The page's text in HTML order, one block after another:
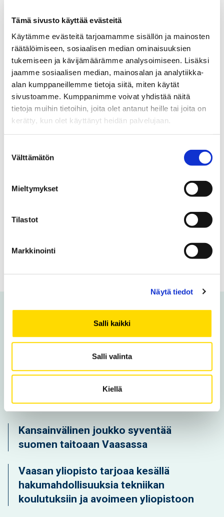
Tämä sivusto käyttää evästeitä
Käytämme evästeitä tarjoamamme sisällön ja mainosten
räätälöimiseen, sosiaalisen median ominaisuuksien
tukemiseen ja kävijämäärämme analysoimiseen. Lisäksi
jaamme sosiaalisen median, mainosalan ja analytiikka-
alan kumppaneillemme tietoja siitä, miten käytät
sivustoamme. Kumppanimme voivat yhdistää näitä
tietoja muihin tietoihin, joita olet antanut heille tai joita on
kerätty, kun olet käyttänyt heidän palvelujaan.
valinta
Välttämätön
Mieltymykset
Tilastot
Markkinointi
Näytä tiedot
Salli kaikki
Salli valinta
Kiellä
Opens in a new window
Opens in a new windowOpens in a new window
Tilaa Vaasan yliopiston
uutiskirje
Uutiskirje kokoaa yhteen Vaasan yliopiston
ajankohtaiset uutiset tutkimuksen tuloksista,
yhteiskunnallisesta vaikuttamisesta. Pysy
Voit olla kiinnostunut myös
näistä
Uusi opintoseteli avaa ovet
maksuttomiin korkeakouluopintoihin
ilman opiskelupaikkaa jääneille nuorille
Kansainvälinen joukko syventää
suomen taitoaan Vaasassa
Vaasan yliopisto tarjoaa kesällä
hakumahdollisuuksia tekniikan
koulutuksiin ja avoimeen yliopistoon